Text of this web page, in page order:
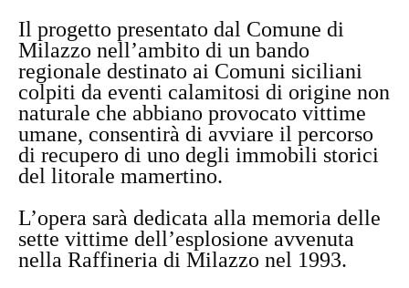
Il progetto presentato dal Comune di
Milazzo nell’ambito di un bando
regionale destinato ai Comuni siciliani
colpiti da eventi calamitosi di origine non
naturale che abbiano provocato vittime
umane, consentirà di avviare il percorso
di recupero di uno degli immobili storici
del litorale mamertino.
L’opera sarà dedicata alla memoria delle
sette vittime dell’esplosione avvenuta
nella Raffineria di Milazzo nel 1993.